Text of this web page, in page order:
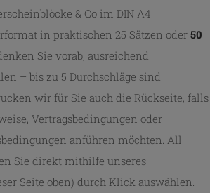
& Co im DIN A4
in praktischen 25 Sätzen oder 50
Sie vorab, ausreichend
– bis zu 5 Durchschläge sind
wir für Sie auch die Rückseite, falls
Vertragsbedingungen oder
anführen möchten. All
Sie direkt mithilfe unseres
Seite oben) durch Klick auswählen.